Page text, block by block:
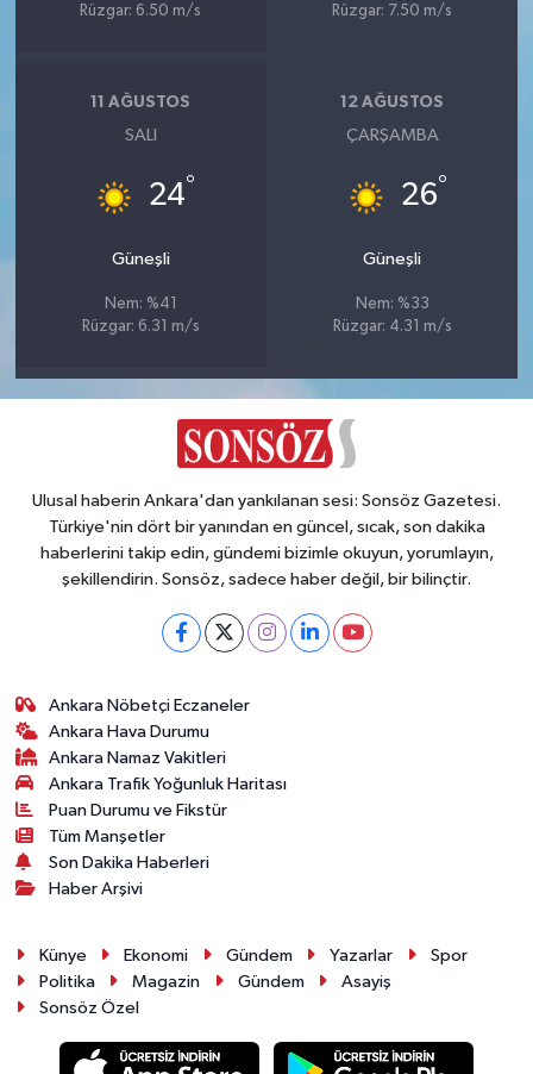
Rüzgar: 6.50 m/s
Rüzgar: 7.50 m/s
11 AĞUSTOS
SALI
24°
Güneşli
Nem: %41
Rüzgar: 6.31 m/s
12 AĞUSTOS
ÇARŞAMBA
26°
Güneşli
Nem: %33
Rüzgar: 4.31 m/s
Ulusal haberin Ankara'dan yankılanan sesi: Sonsöz Gazetesi.
Türkiye'nin dört bir yanından en güncel, sıcak, son dakika
haberlerini takip edin, gündemi bizimle okuyun, yorumlayın,
şekillendirin. Sonsöz, sadece haber değil, bir bilinçtir.
Ankara Nöbetçi Eczaneler
Ankara Hava Durumu
Ankara Namaz Vakitleri
Ankara Trafik Yoğunluk Haritası
Puan Durumu ve Fikstür
Tüm Manşetler
Son Dakika Haberleri
Haber Arşivi
Künye Ekonomi Gündem Yazarlar
Spor
Politika
Magazin Gündem
Asayiş
Sonsöz Özel